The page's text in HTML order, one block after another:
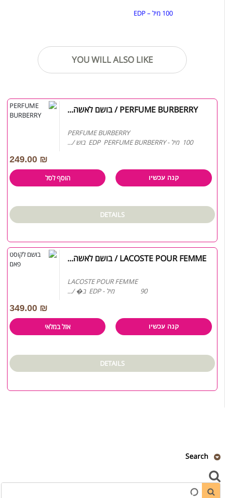
100 מיל – EDP
YOU WILL ALSO LIKE
PERFUME BURBERRY / בושם לאשה...
PERFUME BURBERRY
100 מיל - EDP PERFUME BURBERRY בוש /...
249.00 ₪
הוסף לסל קנה עכשיו
DETAILS
LACOSTE POUR FEMME / בושם לאשה...
LACOSTE POUR FEMME
90 מיל - EDP ב� /...
349.00 ₪
אזל במלאי קנה עכשיו
DETAILS
Search